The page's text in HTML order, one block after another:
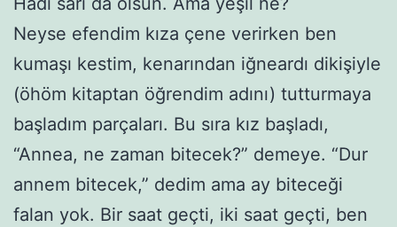
Neyse efendim kıza çene verirken ben
kumaşı kestim, kenarından iğneardı dikişiyle
(öhöm kitaptan öğrendim adını) tutturmaya
başladım parçaları. Bu sıra kız başladı,
“Annea, ne zaman bitecek?” demeye. “Dur
annem bitecek,” dedim ama ay biteceği
falan yok. Bir saat geçti, iki saat geçti, ben